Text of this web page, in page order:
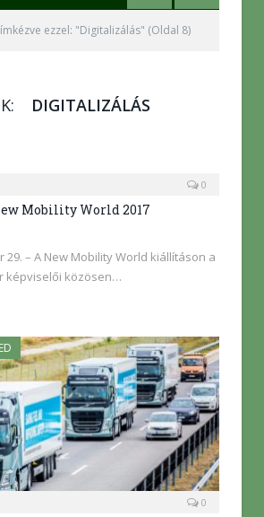
ezzel: "Digitalizálás" (Oldal 8)
DIGITALIZÁLÁS
0
Mobility World 2017
29. – A New Mobility World kiállításon a
képviselői közösen…
0